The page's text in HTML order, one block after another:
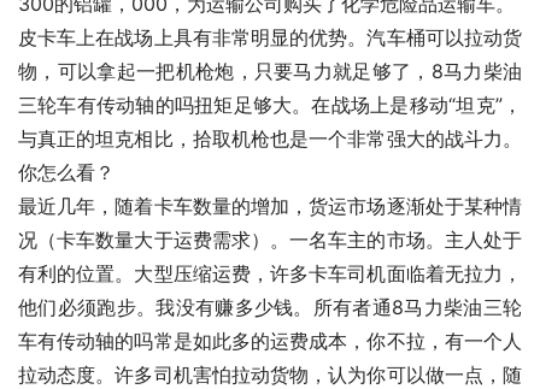
皮卡车上在战场上具有非常明显的优势。汽车桶可以拉动货
物，可以拿起一把机枪炮，只要马力就足够了，8马力柴油
三轮车有传动轴的吗扭矩足够大。在战场上是移动“坦克”，
与真正的坦克相比，拾取机枪也是一个非常强大的战斗力。
你怎么看？
最近几年，随着卡车数量的增加，货运市场逐渐处于某种情
况（卡车数量大于运费需求）。一名车主的市场。主人处于
有利的位置。大型压缩运费，许多卡车司机面临着无拉力，
他们必须跑步。我没有赚多少钱。所有者通8马力柴油三轮
车有传动轴的吗常是如此多的运费成本，你不拉，有一个人
拉动态度。许多司机害怕拉动货物，认为你可以做一点，随